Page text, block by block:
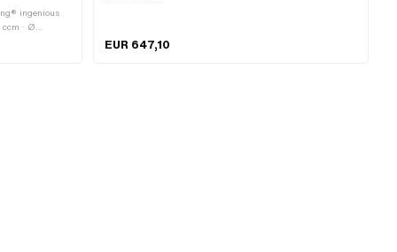
ingenious
· Ø
Tuning
EUR 647,10